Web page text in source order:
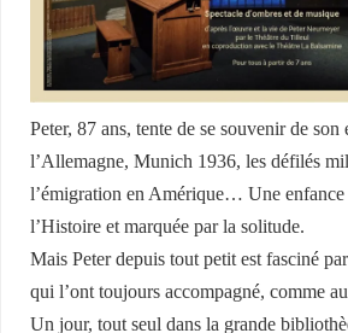
Peter, 87 ans, tente de se souvenir de son
l’Allemagne, Munich 1936, les défilés
l’émigration en Amérique… Une enfance
l’Histoire et marquée par la solitude.
Mais Peter depuis tout petit est fasciné
qui l’ont toujours accompagné, comme
Un jour, tout seul dans la grande